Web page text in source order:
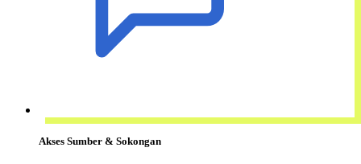
Akses Sumber & Sokongan